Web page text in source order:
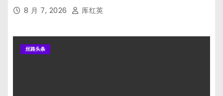
8 月 7, 2026 厍红英
丝路头条